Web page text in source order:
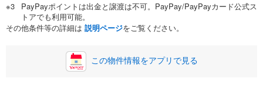
0万円 2,490万円
自己資金から住宅購入にかけられる金額を入力してくださ
PayPayポイントは出金と譲渡は不可。PayPay/PayPayカード公式ス
トアでも利用可能。
その他条件等の詳細は 説明ページをご覧ください。
この物件情報をアプリで見る